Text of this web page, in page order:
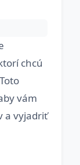
chcú
vám
a vyjadriť